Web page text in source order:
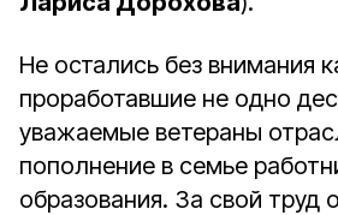
Не остались без внимания
проработавшие не одно
уважаемые ветераны
пополнение в семье
образования. За свой труд